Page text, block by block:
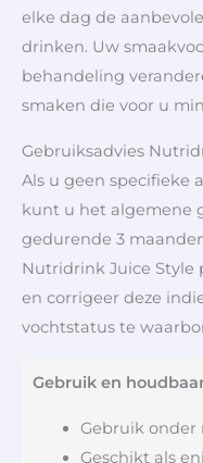
elke dag de
drinken. Uw
behandeling
smaken die voor u
Gebruiksadvies
Als u geen specifieke
kunt u het algemene
gedurende 3
Nutridrink Juice Style
en corrigeer deze
vochtstatus te
Gebruik en
Gebruik onder
Geschikt als